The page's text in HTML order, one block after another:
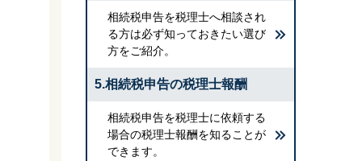
相続税申告を税理士へ相談され
る方は必ず知っておきたい選び
方をご紹介。
5.相続税申告の税理士報酬
相続税申告を税理士に依頼する
場合の税理士報酬を知ることが
できます。